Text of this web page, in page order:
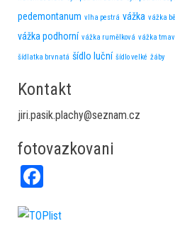
pedemontanum vlha pestrá vážka vážka
vážka podhorní vážka rumělková vážka
šídlatka brvnatá šídlo luční šídlo velké žáby
Kontakt
jiri.pasik.plachy@seznam.cz
fotovazkovani
bo